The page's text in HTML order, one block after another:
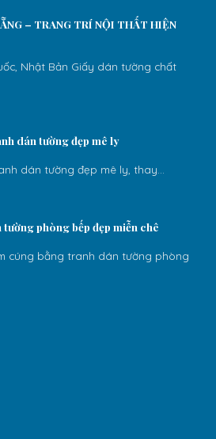
– TRANG TRÍ NỘI THẤT HIỆN
Nhật Bản Giấy dán tường chất
dán tường đẹp mê ly
dán tường đẹp mê ly, thay...
phòng bếp đẹp miễn chê
cúng bằng tranh dán tường phòng